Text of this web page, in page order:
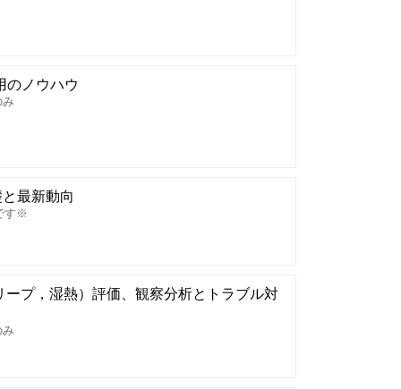
のノウハウ
み
最新動向
す※
プ，湿熱）評価、観察分析とトラブル対
み